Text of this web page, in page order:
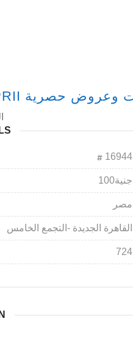
16944
100جنية
مصر
القاهرة الجديدة -التجمع الخامس
724